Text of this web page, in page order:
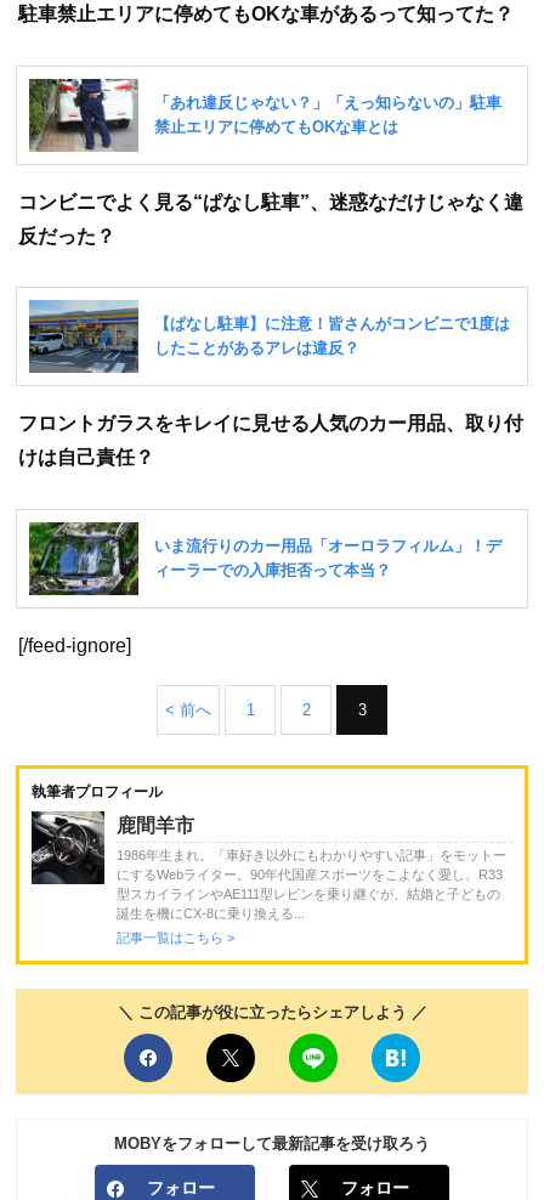
駐車禁止エリアに停めてもOKな車があるって知ってた？
コンビニでよく見る“ぱなし駐車”、迷惑なだけじゃなく違
反だった？
フロントガラスをキレイに見せる人気のカー用品、取り付
けは自己責任？
[/feed-ignore]
< 前へ 1 2 3
執筆者プロフィール
鹿間羊市
1986年生まれ。「車好き以外にもわかりやすい記事」をモットー
にするWebライター。90年代国産スポーツをこよなく愛し、R33
型スカイラインやAE111型レビンを乗り継ぐが、結婚と子どもの
誕生を機にCX-8に乗り換える...
記事一覧はこちら >
＼ この記事が役に立ったらシェアしよう ／
MOBYをフォローして最新記事を受け取ろう
フォロー フォロー